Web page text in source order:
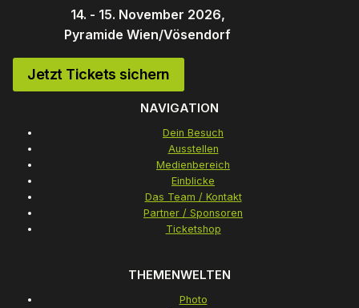
14. - 15. November 2026,
Pyramide Wien/Vösendorf
Jetzt Tickets sichern
NAVIGATION
Dein Besuch
Ausstellen
Medienbereich
Einblicke
Das Team / Kontakt
Partner / Sponsoren
Ticketshop
THEMENWELTEN
Photo